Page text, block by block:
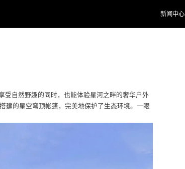
新闻中心
受自然野趣的同时，也能体验星河之畔的奢华户外
的星空穹顶帐篷，完美地保护了生态环境。一眼